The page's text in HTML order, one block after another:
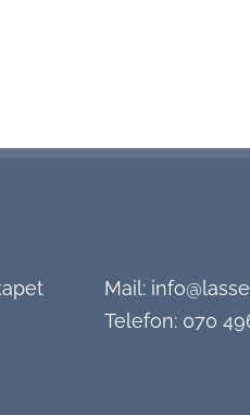
Mail:
Telefon: 070